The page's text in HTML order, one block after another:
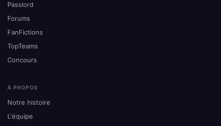
Passlord
Forums
FanFictions
TopTeams
Concours
À PROPOS
Notre histoire
L'équipe